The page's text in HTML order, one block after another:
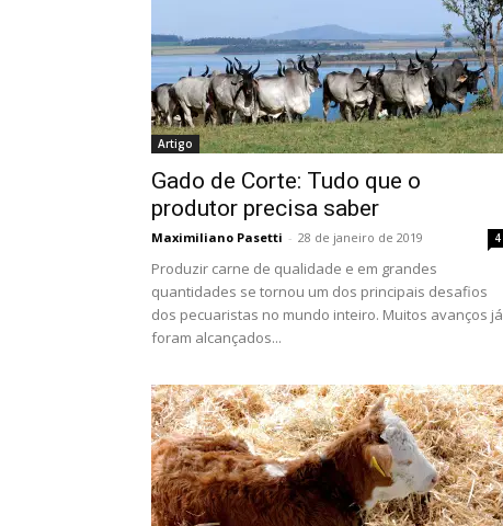
Artigo
Gado de Corte: Tudo que o
produtor precisa saber
Maximiliano Pasetti - 28 de janeiro de 2019 4
Produzir carne de qualidade e em grandes
quantidades se tornou um dos principais desafios
dos pecuaristas no mundo inteiro. Muitos avanços já
foram alcançados...